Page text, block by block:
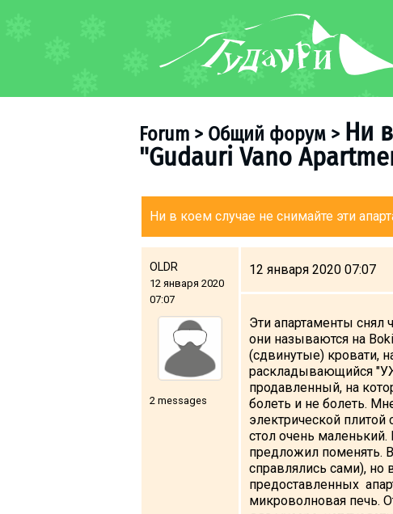
Forum > Общий форум > Ни
"Gudauri Vano
Ни в коем случае не снимайте эти
OLDR
12 января 2020
07:07
2 messages
12 января 2020 07:07
Эти апартаменты снял
они называются на
(сдвинутые) кровати,
раскладывающийся
продавленный, на
болеть и не болеть.
электрической
стол очень маленький.
предложил поменять.
справлялись сами), но
предоставленных
микроволновая печь.
Ski instructors
Kids in Gudauri
Events schedule
Join telegram
Gudauri
INFO